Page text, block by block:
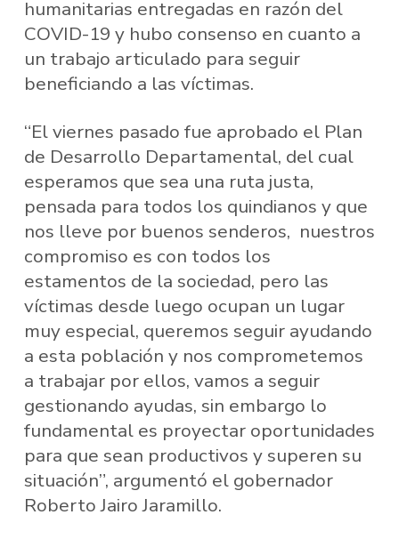
humanitarias entregadas en razón del
COVID-19 y hubo consenso en cuanto a
un trabajo articulado para seguir
beneficiando a las víctimas.
“El viernes pasado fue aprobado el Plan
de Desarrollo Departamental, del cual
esperamos que sea una ruta justa,
pensada para todos los quindianos y que
nos lleve por buenos senderos, nuestros
compromiso es con todos los
estamentos de la sociedad, pero las
víctimas desde luego ocupan un lugar
muy especial, queremos seguir ayudando
a esta población y nos comprometemos
a trabajar por ellos, vamos a seguir
gestionando ayudas, sin embargo lo
fundamental es proyectar oportunidades
para que sean productivos y superen su
situación”, argumentó el gobernador
Roberto Jairo Jaramillo.